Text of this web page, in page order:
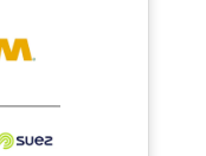
gemäß CC BY 4.0.